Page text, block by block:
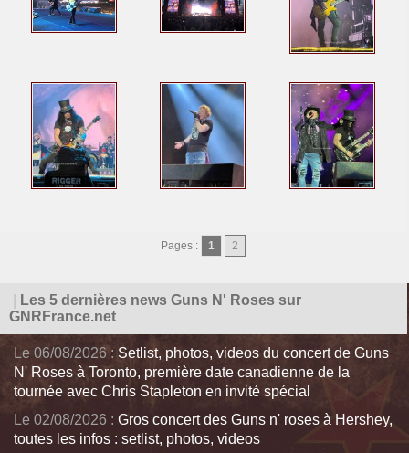
Pages : 1 2
Les 5 dernières news Guns N' Roses sur
GNRFrance.net
Le 06/08/2026 : Setlist, photos, videos du concert de Guns
N' Roses à Toronto, première date canadienne de la
tournée avec Chris Stapleton en invité spécial
Le 02/08/2026 : Gros concert des Guns n' roses à Hershey,
toutes les infos : setlist, photos, videos